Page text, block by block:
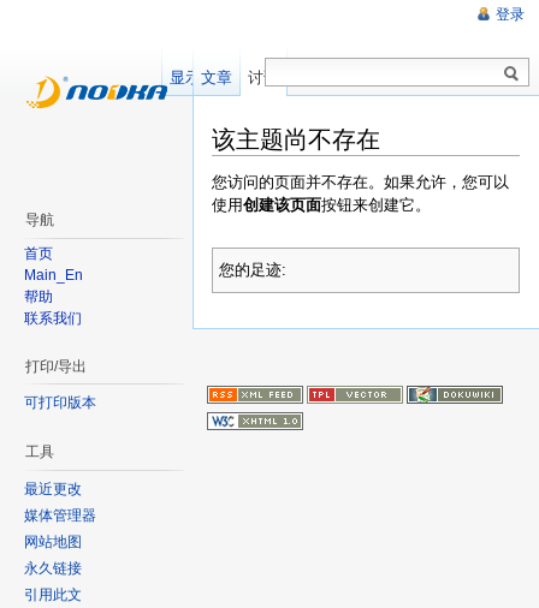
该主题尚不存在
您访问的页面并不存在。如果允许，您可以
使用创建该页面按钮来创建它。
您的足迹:
登录
文章 讨论
显示源文件
导航
首页
Main_En
帮助
联系我们
打印/导出
可打印版本
工具
最近更改
媒体管理器
网站地图
永久链接
引用此文